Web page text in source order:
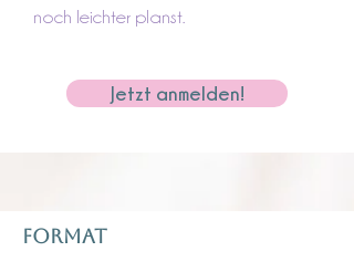
noch leichter planst.
Jetzt anmelden!
FORMAT